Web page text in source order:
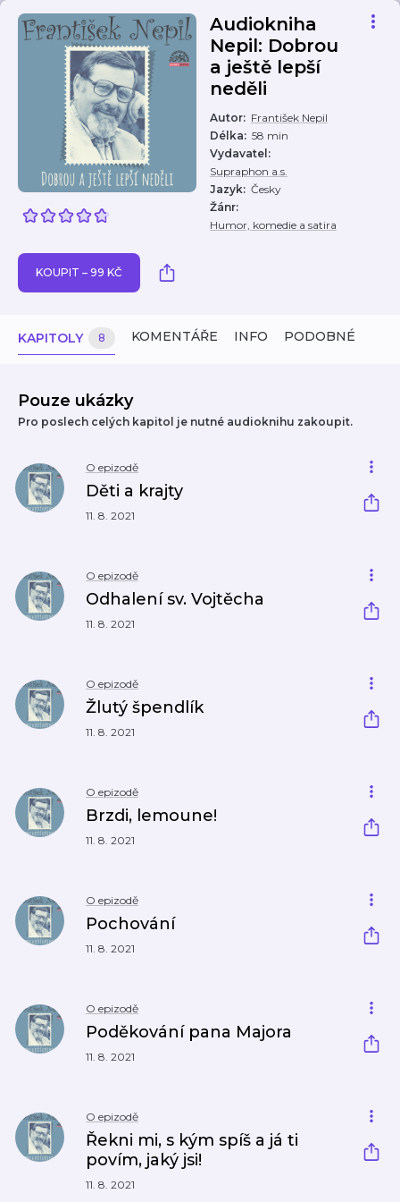
Audiokniha
Nepil: Dobrou
a ještě lepší
neděli
Autor: František Nepil
Délka: 58 min
Vydavatel :
Supraphon a.s.
Jazyk: Česky
Žánr:
Humor, komedie a satira
KOUPIT – 99 KČ
KAPITOLY 8 KOMENTÁŘE INFO PODOBNÉ
Pouze ukázky
Pro poslech celých kapitol je nutné audioknihu zakoupit.
O epizodě
Děti a krajty
11. 8. 2021
O epizodě
Odhalení sv. Vojtěcha
11. 8. 2021
O epizodě
Žlutý špendlík
11. 8. 2021
O epizodě
Brzdi, lemoune!
11. 8. 2021
O epizodě
Pochování
11. 8. 2021
O epizodě
Poděkování pana Majora
11. 8. 2021
O epizodě
Řekni mi, s kým spíš a já ti
povím, jaký jsi!
11. 8. 2021